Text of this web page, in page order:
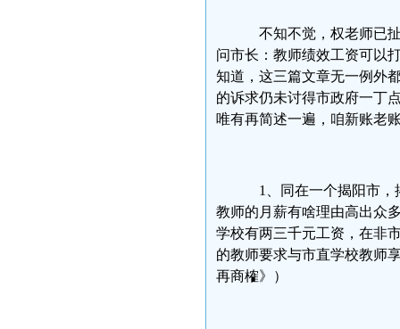
不知不觉，权老师已
问市长：教师绩效工资可以
知道，这三篇文章无一例外
的诉求仍未讨得市政府一丁
唯有再简述一遍，咱新账老
1、同在一个揭阳市，
教师的月薪有啥理由高出众
学校有两三千元工资，在非
的教师要求与市直学校教师
再商榷》）